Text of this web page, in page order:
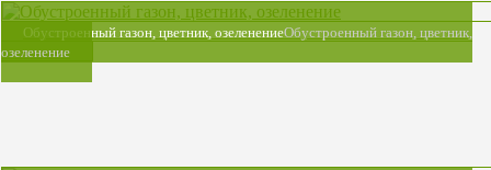
Обустроенный газон, цветник, озеленениеОбустроенный газон, цветник,
озеленение